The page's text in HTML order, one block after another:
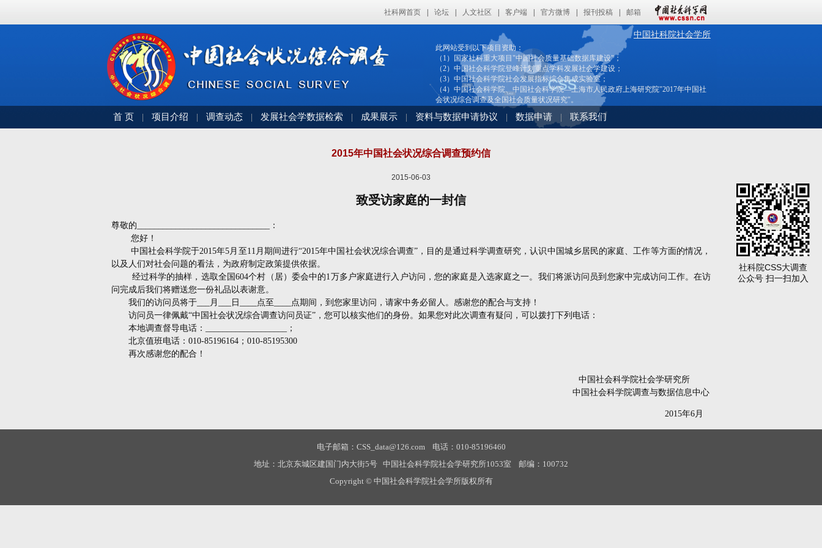
社科院CSS大调查
公众号 扫一扫加入
社科网首页 论坛 人文社区 客户端 官方微博 报刊投稿 邮箱
中国社科院社会学所
此网站受到以下项目资助：
（1）国家社科重大项目"中国社会质量基础数据库建设"；
（2）中国社会科学院登峰计划重点学科发展社会学建设；
（3）中国社会科学院社会发展指标综合集成实验室；
（4）中国社会科学院、中国社会科学院—上海市人民政府上海研究院"2017年中国社
会状况综合调查及全国社会质量状况研究"。
首 页 项目介绍 调查动态 发展社会学数据检索 成果展示 资料与数据申请协议 数据申请 联系我们
2015年中国社会状况综合调查预约信
2015-06-03
致受访家庭的一封信
尊敬的
：
您好！
中国社会科学院于2015年5月至 11 月期间进行“2015年中国社会状况综合调查” ，目的是通过科学调查研究，认识中国城乡居民的家庭、工作等方面的情况，
以及人们对社会问题的看法，为政府制定政策提供依据。
经过科学的抽样，选取全国604个村（居）委会中的1万多户家庭进行入户访问，您的家庭是入选家庭之一。我们将派访问员到您家中完成访问工作。在访
问完成后我们将赠送您一份礼品以表谢意。
我们的访问员将于
月 日 点至
点期间，到您家里访问，请家中务必留人。感谢您的配合与支持！
访问员一律佩戴“中国社会状况综合调查访问员证” ，您可以核实他们的身份。如果您对此次调查有疑问，可以拨打下列电话：
本地调查督导电话：
；
北京值班电话： 010-85196164 ； 010-85195300
再次感谢您的配合！
中国社会科学院社会学研究所
中国社会科学院调查与数据信息中心
2015年6月
电子邮箱：CSS_data@126.com 电话：010-85196460
地址：北京东城区建国门内大街5号 中国社会科学院社会学研究所1053室 邮编：100732
Copyright © 中国社会科学院社会学所版权所有